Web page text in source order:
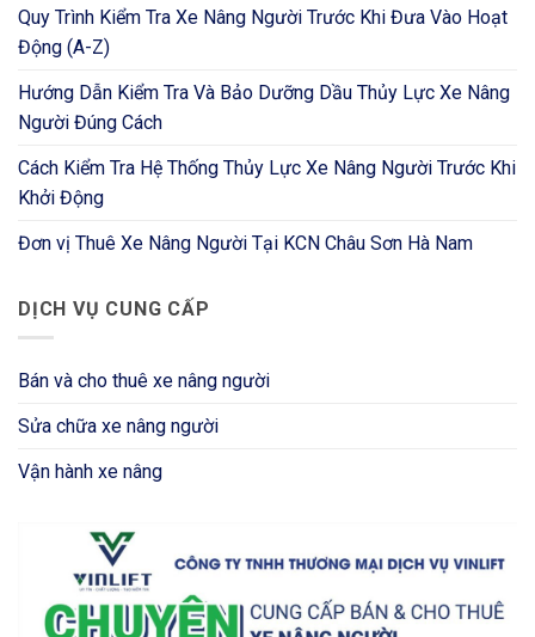
Quy Trình Kiểm Tra Xe Nâng Người Trước Khi Đưa Vào Hoạt
Động (A-Z)
Hướng Dẫn Kiểm Tra Và Bảo Dưỡng Dầu Thủy Lực Xe Nâng
Người Đúng Cách
Cách Kiểm Tra Hệ Thống Thủy Lực Xe Nâng Người Trước Khi
Khởi Động
Đơn vị Thuê Xe Nâng Người Tại KCN Châu Sơn Hà Nam
DỊCH VỤ CUNG CẤP
Bán và cho thuê xe nâng người
Sửa chữa xe nâng người
Vận hành xe nâng